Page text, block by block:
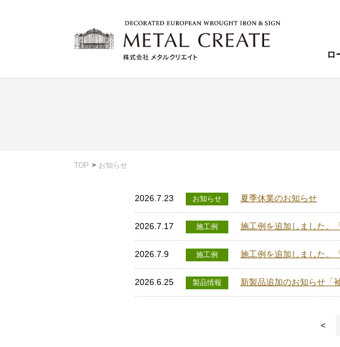
ロ
TOP お知らせ
2026.7.23 お知らせ 夏季休業のお知らせ
2026.7.17 施工例 施工例を追加しました。
2026.7.9 施工例 施工例を追加しました。
2026.6.25 製品情報 新製品追加のお知らせ「
<